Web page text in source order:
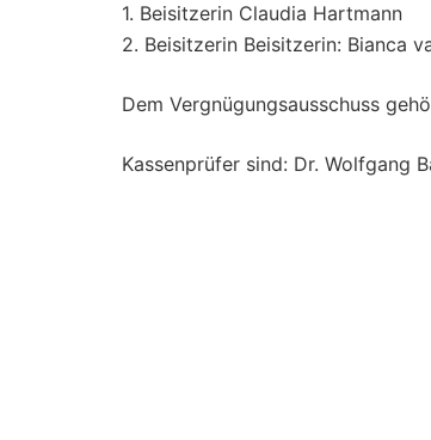
1. Beisitzerin Claudia Hartmann
2. Beisitzerin Beisitzerin: Bianca
Dem Vergnügungsausschuss
Kassenprüfer sind: Dr. Wolfgang